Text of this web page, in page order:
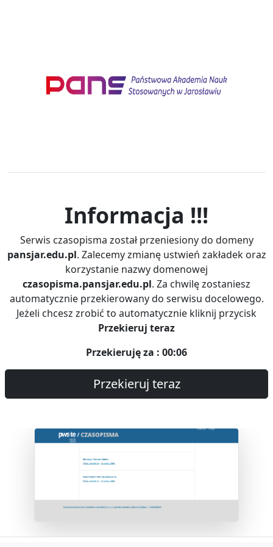
Informacja !!!
Serwis czasopisma został przeniesiony do domeny
pansjar.edu.pl. Zalecemy zmianę ustwień zakładek oraz
korzystanie nazwy domenowej
czasopisma.pansjar.edu.pl. Za chwilę zostaniesz
automatycznie przekierowany do serwisu docelowego.
Jeżeli chcesz zrobić to automatycznie kliknij przycisk
Przekieruj teraz
Przekieruję za : 00:06
Przekieruj teraz